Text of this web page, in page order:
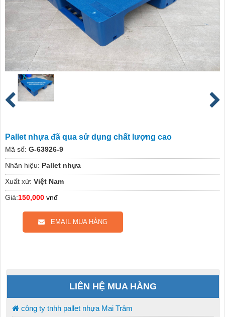
Pallet nhựa đã qua sử dụng chất lượng cao
Mã số: G-63926-9
Nhãn hiệu: Pallet nhựa
Xuất xứ: Việt Nam
Giá:150,000 vnđ
EMAIL MUA HÀNG
LIÊN HỆ MUA HÀNG
công ty tnhh pallet nhựa Mai Trâm